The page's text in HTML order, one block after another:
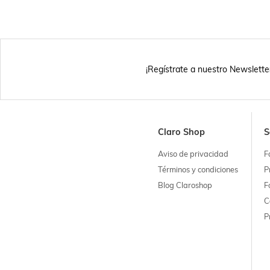
¡Regístrate a nuestro
Claro Shop
Aviso de privacidad
Términos y condiciones
Blog Claroshop